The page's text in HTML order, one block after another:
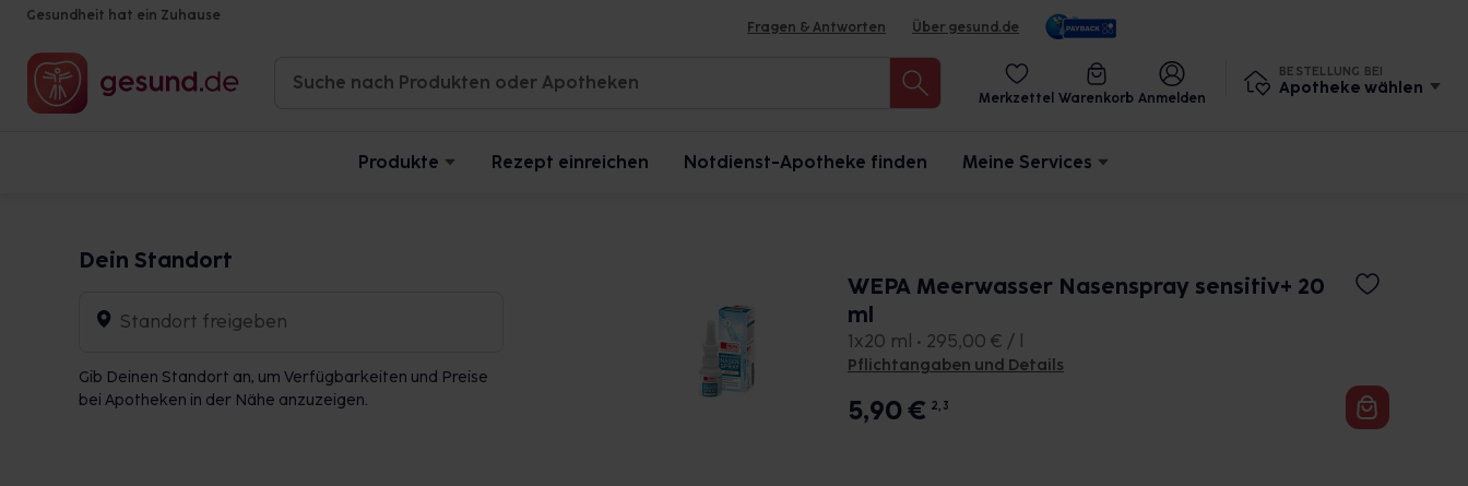
Gesundheit hat ein Zuhause
Fragen & Antworten Über gesund.de
Merkzettel Warenkorb Anmelden
BESTELLUNG BEI
Apotheke wählen
Produkte Rezept einreichen Notdienst-Apotheke finden Meine Services
Dein Standort
Standort freigeben
Gib Deinen Standort an, um Verfügbarkeiten und Preise
bei Apotheken in der Nähe anzuzeigen.
WEPA Meerwasser Nasenspray sensitiv+ 20
ml
1x20 ml • 295,00 € / l
Pflichtangaben und Details
5,90€ 2, 3